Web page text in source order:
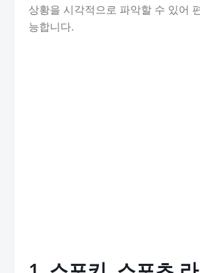
상황을 시각적으로 파악할 수 있어
능합니다.